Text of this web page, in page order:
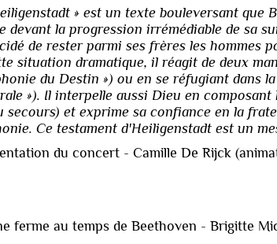
» est un texte bouleversant que
devant la progression irrémédiable de sa
de rester parmi ses frères les hommes
situation dramatique, il réagit de deux
du Destin ») ou en se réfugiant dans
»). Il interpelle aussi Dieu en
secours) et exprime sa confiance en la
Ce testament d'Heiligenstadt est un
du concert - Camille De Rijck
ferme au temps de Beethoven - Brigitte